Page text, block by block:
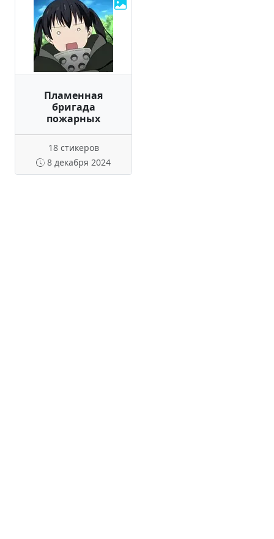
Пламенная
бригада
пожарных
18 стикеров
8 декабря 2024